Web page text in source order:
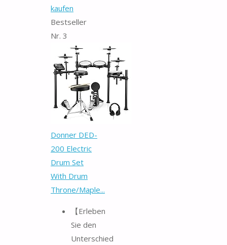
kaufen
Bestseller
Nr. 3
Donner DED-
200 Electric
Drum Set
With Drum
Throne/Maple...
【Erleben
Sie den
Unterschied